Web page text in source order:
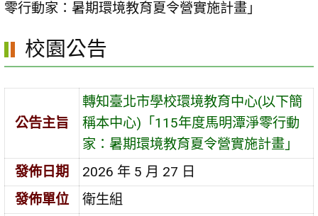
容零行動家：暑期環境教育夏令營實施計畫」
校園公告
公告主旨
轉知臺北市學校環境教育中心(以下簡
稱本中心)「115年度馬明潭淨零行動
家：暑期環境教育夏令營實施計畫」
發佈日期
2026 年 5 月 27 日
發佈單位
衛生組